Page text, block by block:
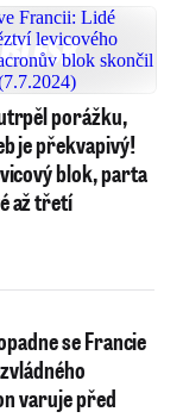
porážku,
je překvapivý!
blok, parta
až třetí
se Francie
varuje před